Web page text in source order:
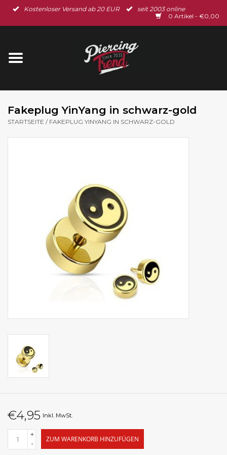
Kostenloser Versand ab 20 EUR
seit 2003 online
0 Artikel - €0,00
Startseite
Ohrschmuck
Fakeplug YinYang in schwarz-gold
STARTSEITE / FAKEPLUG YINYANG IN SCHWARZ-GOLD
€4,95 Inkl. MwSt.
+
-
ZUM WARENKORB HINZUFÜGEN